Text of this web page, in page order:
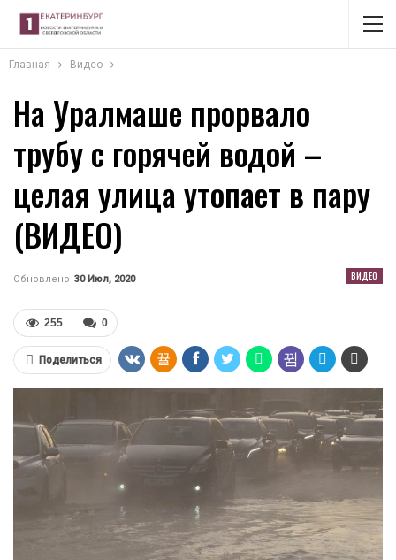
Главная Видео
На Уралмаше прорвало
трубу с горячей водой –
целая улица утопает в пару
(ВИДЕО)
ВИДЕО
Обновлено 30 Июл, 2020
0
255
Поделиться